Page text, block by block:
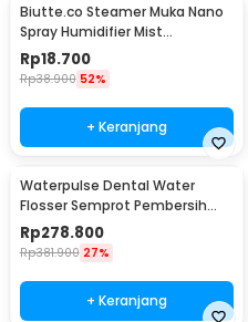
Biutte.co Steamer Muka Nano
Spray Humidifier Mist
Atomization - L-2
Rp18.700
Rp38.900 52%
+ Keranjang
Waterpulse Dental Water
Flosser Semprot Pembersih
Gigi 3 Mode 200ml - V500
Rp278.800
Rp381.900 27%
+ Keranjang